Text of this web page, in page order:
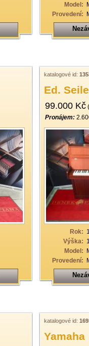
Model:
Provedení:
katalogové id:
Ed.
99.000 Kč
Pronájem:
Rok:
Výška:
Model:
Provedení:
katalogové id:
Yamaha